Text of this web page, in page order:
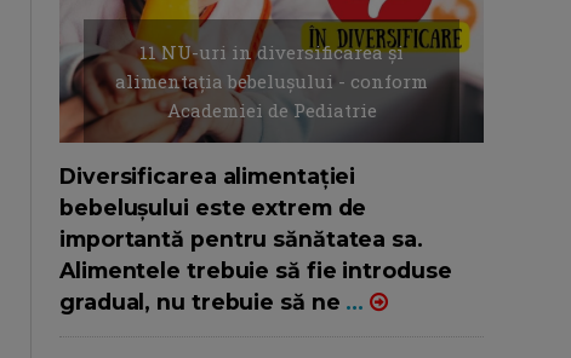
11 NU-uri in diversificarea și
alimentația bebelușului - conform
Academiei de Pediatrie
Diversificarea alimentației
bebelușului este extrem de
importantă pentru sănătatea sa.
Alimentele trebuie să fie introduse
gradual, nu trebuie să ne ...